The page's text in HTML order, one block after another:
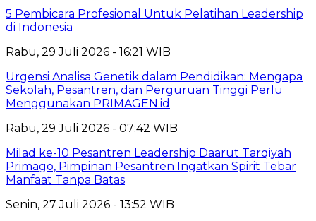
5 Pembicara Profesional Untuk Pelatihan Leadership
di Indonesia
Rabu, 29 Juli 2026 - 16:21 WIB
Urgensi Analisa Genetik dalam Pendidikan: Mengapa
Sekolah, Pesantren, dan Perguruan Tinggi Perlu
Menggunakan PRIMAGEN.id
Rabu, 29 Juli 2026 - 07:42 WIB
Milad ke-10 Pesantren Leadership Daarut Tarqiyah
Primago, Pimpinan Pesantren Ingatkan Spirit Tebar
Manfaat Tanpa Batas
Senin, 27 Juli 2026 - 13:52 WIB